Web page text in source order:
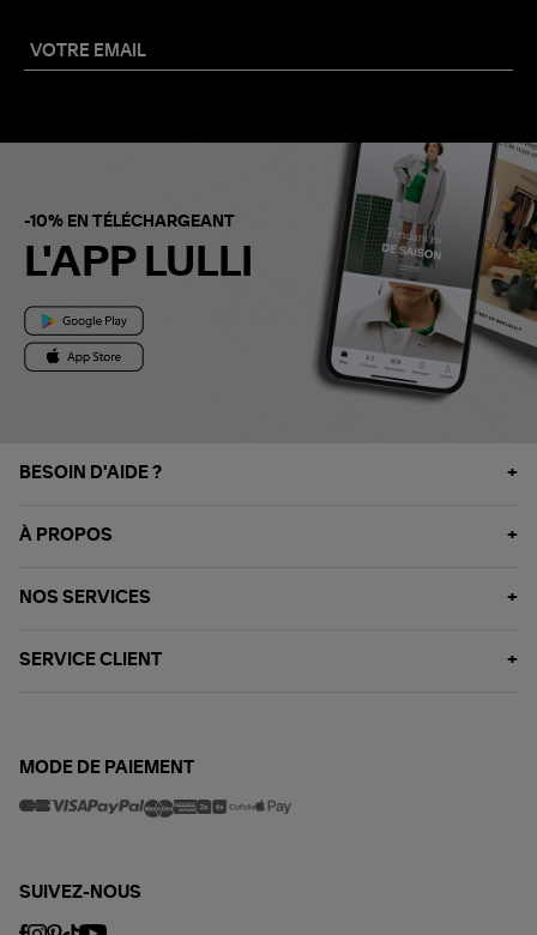
-10% EN TÉLÉCHARGEANT
L'APP LULLI
BESOIN D'AIDE ?
À PROPOS
NOS SERVICES
SERVICE CLIENT
MODE DE PAIEMENT
SUIVEZ-NOUS